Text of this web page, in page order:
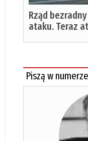
Rząd
ataku. Teraz
Piszą w numerze